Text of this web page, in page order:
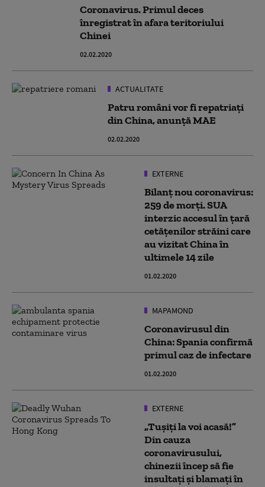
Coronavirus. Primul deces
înregistrat în afara teritoriului
Chinei
02.02.2020
ACTUALITATE
Patru români vor fi repatriați
din China, anunță MAE
02.02.2020
EXTERNE
Bilanț nou coronavirus:
259 de morți. SUA
interzic accesul în țară
cetățenilor străini care
au vizitat China în
ultimele 14 zile
01.02.2020
MAPAMOND
Coronavirusul din
China: Spania confirmă
primul caz de infectare
01.02.2020
EXTERNE
„Tușiți la voi acasă!”
Din cauza
coronavirusului,
chinezii încep să fie
insultați și blamați în